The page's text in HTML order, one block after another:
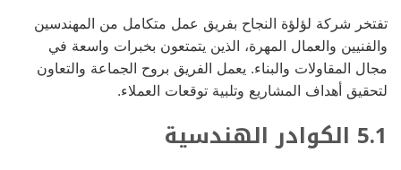
تفتخر شركة لؤلؤة النجاح بفريق عمل متكامل من المهندسين
والفنيين والعمال المهرة، الذين يتمتعون بخبرات واسعة في
مجال المقاولات والبناء. يعمل الفريق بروح الجماعة والتعاون
لتحقيق أهداف المشاريع وتلبية توقعات العملاء.
5.1 الكوادر الهندسية